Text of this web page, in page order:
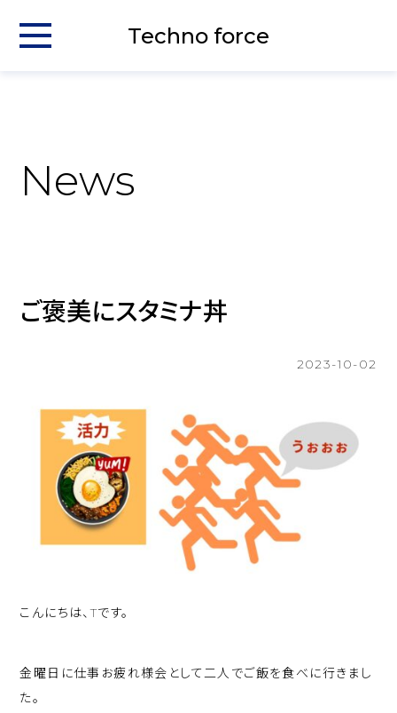
Techno force
News
ご褒美にスタミナ丼
2023-10-02
こんにちは、Tです。
金曜日に仕事お疲れ様会として二人でご飯を食べに行きまし
た。